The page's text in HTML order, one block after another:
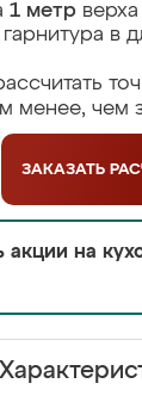
1 метрверха
гарнитура в
менее, чем
ЗАКАЗАТЬ
акции на